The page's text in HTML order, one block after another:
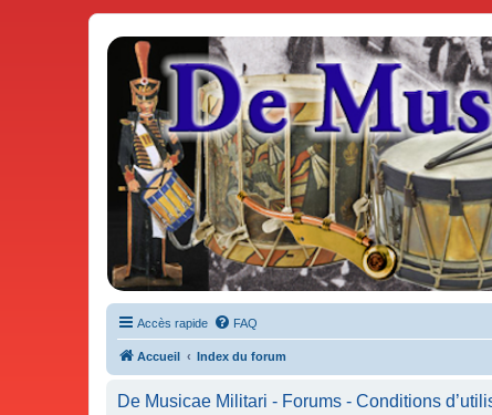
De Musicae Militari - Forums
Forums de discussions
Accès rapide FAQ
Accueil Index du forum
De Musicae Militari - Forums - Conditions